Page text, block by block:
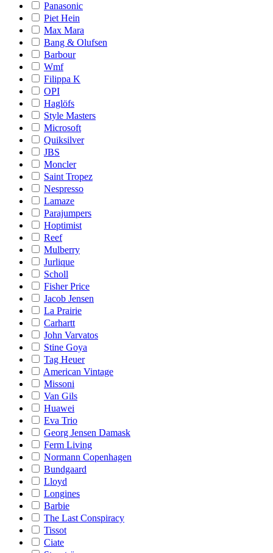
Panasonic
Piet Hein
Max Mara
Bang & Olufsen
Barbour
Wmf
Filippa K
OPI
Haglöfs
Style Masters
Microsoft
Quiksilver
JBS
Moncler
Saint Tropez
Nespresso
Lamaze
Parajumpers
Hoptimist
Reef
Mulberry
Jurlique
Scholl
Fisher Price
Jacob Jensen
La Prairie
Carhartt
John Varvatos
Stine Goya
Tag Heuer
American Vintage
Missoni
Van Gils
Huawei
Eva Trio
Georg Jensen Damask
Ferm Living
Normann Copenhagen
Bundgaard
Lloyd
Longines
Barbie
The Last Conspiracy
Tissot
Ciate